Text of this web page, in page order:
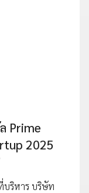
Prime
2025
บริหาร บริษัท